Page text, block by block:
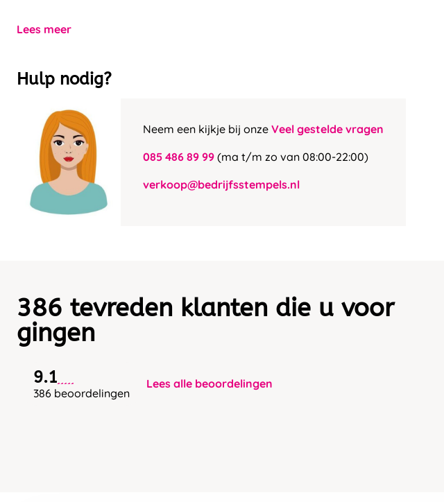
Lees meer
Hulp nodig?
Neem een kijkje bij onze Veel gestelde vragen
085 486 89 99 (ma t/m zo van 08:00-22:00)
verkoop@bedrijfsstempels.nl
386 tevreden klanten die u voor
gingen
9.1
386 beoordelingen
Lees alle beoordelingen